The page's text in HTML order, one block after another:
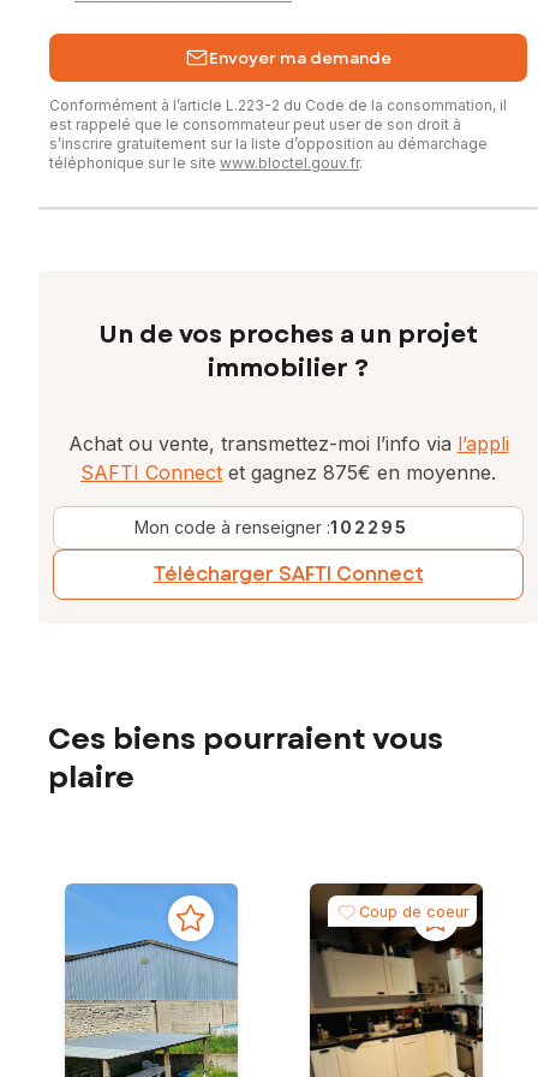
Envoyer ma demande
Conformément à l’article L.223-2 du Code de la consommation, il
est rappelé que le consommateur peut user de son droit à
s’inscrire gratuitement sur la liste d’opposition au démarchage
téléphonique sur le site www.bloctel.gouv.fr.
Un de vos proches a un projet
immobilier ?
Achat ou vente, transmettez-moi l’info via l’appli
SAFTI Connect et gagnez 875€ en moyenne.
Mon code à renseigner :102295
Télécharger SAFTI Connect
Ces biens pourraient vous
plaire
Coup de coeur